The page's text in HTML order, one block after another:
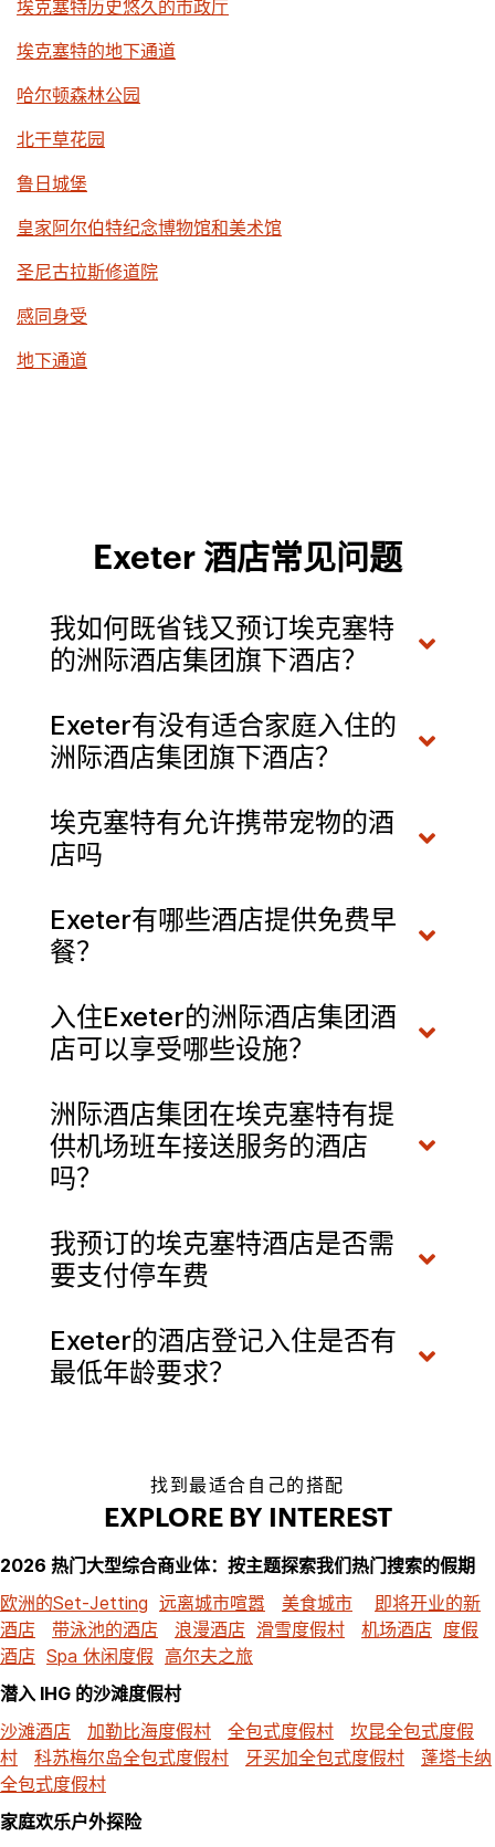
埃克塞特历史悠久的市政厅
埃克塞特的地下通道
哈尔顿森林公园
北干草花园
鲁日城堡
皇家阿尔伯特纪念博物馆和美术馆
圣尼古拉斯修道院
感同身受
地下通道
Exeter 酒店常见问题
我如何既省钱又预订埃克塞特
的洲际酒店集团旗下酒店？
Exeter有没有适合家庭入住的
洲际酒店集团旗下酒店？
埃克塞特有允许携带宠物的酒
店吗
Exeter有哪些酒店提供免费早
餐？
入住Exeter的洲际酒店集团酒
店可以享受哪些设施？
洲际酒店集团在埃克塞特有提
供机场班车接送服务的酒店
吗？
我预订的埃克塞特酒店是否需
要支付停车费
Exeter的酒店登记入住是否有
最低年龄要求？
找到最适合自己的搭配
EXPLORE BY INTEREST
2026 热门大型综合商业体：按主题探索我们热门搜索的假期
欧洲的Set-Jetting 远离城市喧嚣 美食城市
即将开业的新
酒店
带泳池的酒店 浪漫酒店 滑雪度假村 机场酒店 度假
酒店 Spa 休闲度假 高尔夫之旅
潜入 IHG 的沙滩度假村
沙滩酒店
加勒比海度假村 全包式度假村
坎昆全包式度假
村
科苏梅尔岛全包式度假村 牙买加全包式度假村
蓬塔卡纳
全包式度假村
家庭欢乐户外探险